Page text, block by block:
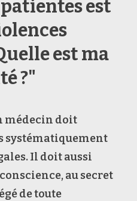
est
est ma
?"
médecin doit
systématiquement
Il doit aussi
au secret
de toute